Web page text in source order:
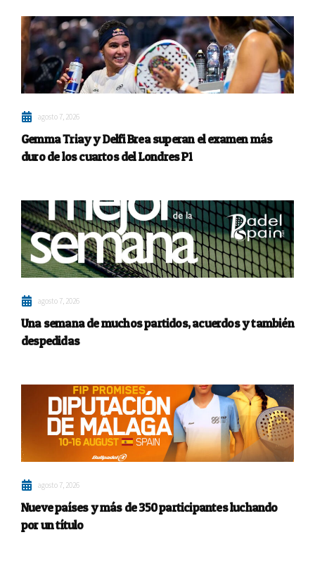
agosto 7, 2026
Gemma Triay y Delfi Brea superan el examen más
duro de los cuartos del Londres P1
agosto 7, 2026
Una semana de muchos partidos, acuerdos y también
despedidas
agosto 7, 2026
Nueve países y más de 350 participantes luchando
por un título